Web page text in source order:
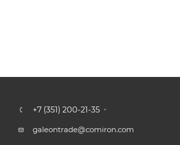
+7 (351) 200-21-35
galeontrade@comiron.com